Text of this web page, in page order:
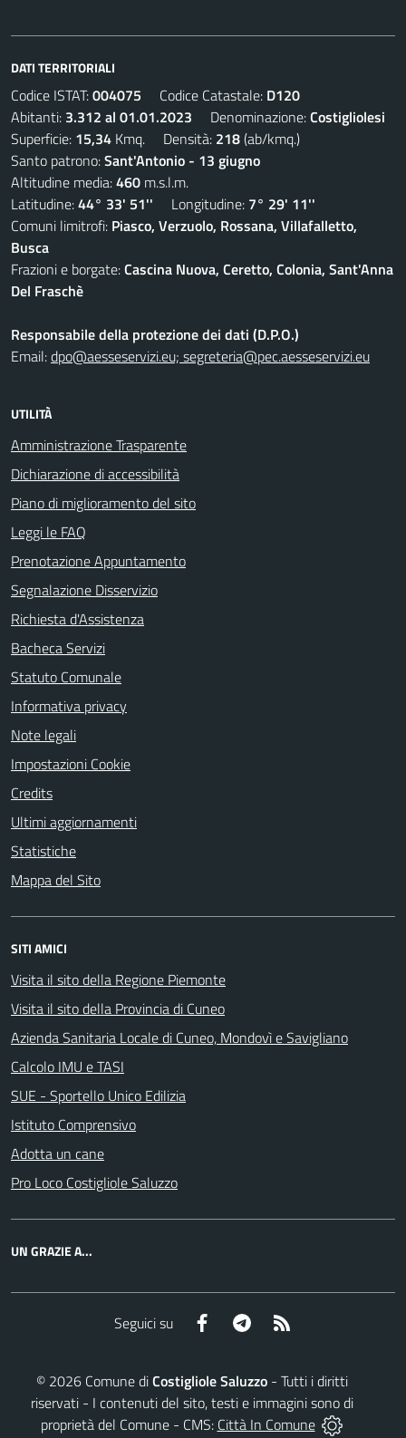
DATI TERRITORIALI
Codice ISTAT:004075 Codice Catastale: D120
Abitanti: 3.312 al 01.01.2023 Denominazione:Costigliolesi
Superficie: 15,34 Kmq. Densità: 218(ab/kmq.)
Santo patrono:Sant'Antonio - 13 giugno
Altitudine media:460 m.s.l.m.
Latitudine:44° 33' 51'' Longitudine: 7° 29' 11''
Comuni limitrofi: Piasco, Verzuolo, Rossana, Villafalletto,
Busca
Frazioni e borgate:Cascina Nuova, Ceretto, Colonia, Sant'Anna
Del Fraschè
Responsabile della protezione dei dati (D.P.O.)
Email:dpo@aesseservizi.eu; segreteria@pec.aesseservizi.eu
UTILITÀ
Amministrazione Trasparente
Dichiarazione di accessibilità
Piano di miglioramento del sito
Leggi le FAQ
Prenotazione Appuntamento
Segnalazione Disservizio
Richiesta d'Assistenza
Bacheca Servizi
Statuto Comunale
Informativa privacy
Note legali
Impostazioni Cookie
Credits
Ultimi aggiornamenti
Statistiche
Mappa del Sito
SITI AMICI
Visita il sito della Regione Piemonte
Visita il sito della Provincia di Cuneo
Azienda Sanitaria Locale di Cuneo, Mondovì e Savigliano
Calcolo IMU e TASI
SUE - Sportello Unico Edilizia
Istituto Comprensivo
Adotta un cane
Pro Loco Costigliole Saluzzo
UN GRAZIE A...
Seguici su Facebook Telegram
© 2026 Comune diCostigliole Saluzzo - Tutti i diritti
riservati - I contenuti del sito, testi e immagini sono di
proprietà del Comune - CMS: Città In Comune